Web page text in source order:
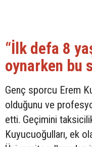
“İlk defa 8
oynarken bu
Genç sporcu Erem
olduğunu ve
etti. Geçimini
Kuyucuoğulları, ek